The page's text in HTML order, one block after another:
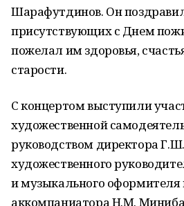
Шарафутдинов. Он
присутствующих с Днем
пожелал им здоровья,
старости.
С концертом выступили
художественной
руководством директора
художественного
и музыкального оформителя
аккомпаниатора Н.М.